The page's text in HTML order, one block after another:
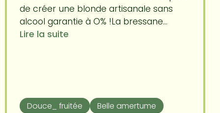
de créer une blonde artisanale sans
alcool garantie à O% !La bressane...
Lire la suite
Douce_ fruitée Belle amertume